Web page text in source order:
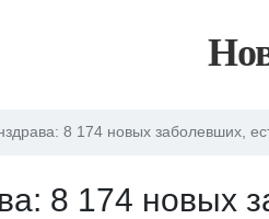
8 174 новых заболевших,
8 174 новых